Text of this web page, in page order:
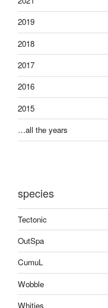
2019
2018
2017
2016
2015
…all the years
species
Tectonic
OutSpa
CumuL
Wobble
Whities